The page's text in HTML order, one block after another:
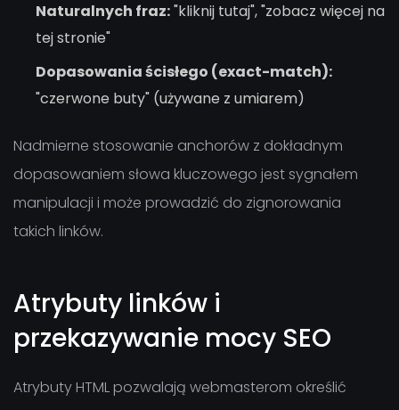
Naturalnych fraz:"kliknij tutaj", "zobacz więcej na
tej stronie"
Dopasowania ścisłego (exact-match):
"czerwone buty" (używane z umiarem)
Nadmierne stosowanie anchorów z dokładnym
dopasowaniem słowa kluczowego jest sygnałem
manipulacji i może prowadzić do zignorowania
takich linków.
Atrybuty linków i
przekazywanie mocy SEO
Atrybuty HTML pozwalają webmasterom określić